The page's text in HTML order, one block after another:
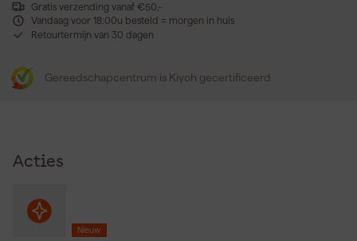
Gratis verzending vanaf €50,-
Vandaag voor 18:00u besteld = morgen in huis
Retourtermijn van 30 dagen
Gereedschapcentrum is Kiyoh gecertificeerd
Acties
Nieuw